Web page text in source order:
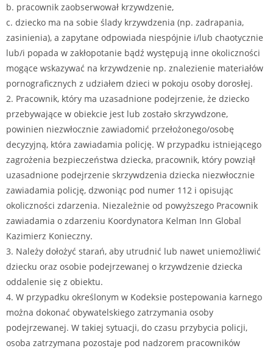
b. pracownik zaobserwował krzywdzenie,
c. dziecko ma na sobie ślady krzywdzenia (np. zadrapania,
zasinienia), a zapytane odpowiada niespójnie i/lub chaotycznie
lub/i popada w zakłopotanie bądź występują inne okoliczności
mogące wskazywać na krzywdzenie np. znalezienie materiałów
pornograficznych z udziałem dzieci w pokoju osoby dorosłej.
2. Pracownik, który ma uzasadnione podejrzenie, że dziecko
przebywające w obiekcie jest lub zostało skrzywdzone,
powinien niezwłocznie zawiadomić przełożonego/osobę
decyzyjną, która zawiadamia policję. W przypadku istniejącego
zagrożenia bezpieczeństwa dziecka, pracownik, który powziął
uzasadnione podejrzenie skrzywdzenia dziecka niezwłocznie
zawiadamia policję, dzwoniąc pod numer 112 i opisując
okoliczności zdarzenia. Niezależnie od powyższego Pracownik
zawiadamia o zdarzeniu Koordynatora Kelman Inn Global
Kazimierz Konieczny.
3. Należy dołożyć starań, aby utrudnić lub nawet uniemożliwić
dziecku oraz osobie podejrzewanej o krzywdzenie dziecka
oddalenie się z obiektu.
4. W przypadku określonym w Kodeksie postepowania karnego
można dokonać obywatelskiego zatrzymania osoby
podejrzewanej. W takiej sytuacji, do czasu przybycia policji,
osoba zatrzymana pozostaje pod nadzorem pracowników